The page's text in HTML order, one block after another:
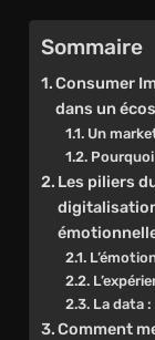
Sommaire
Consumer
dans un
Un
Les piliers
La data
Comment